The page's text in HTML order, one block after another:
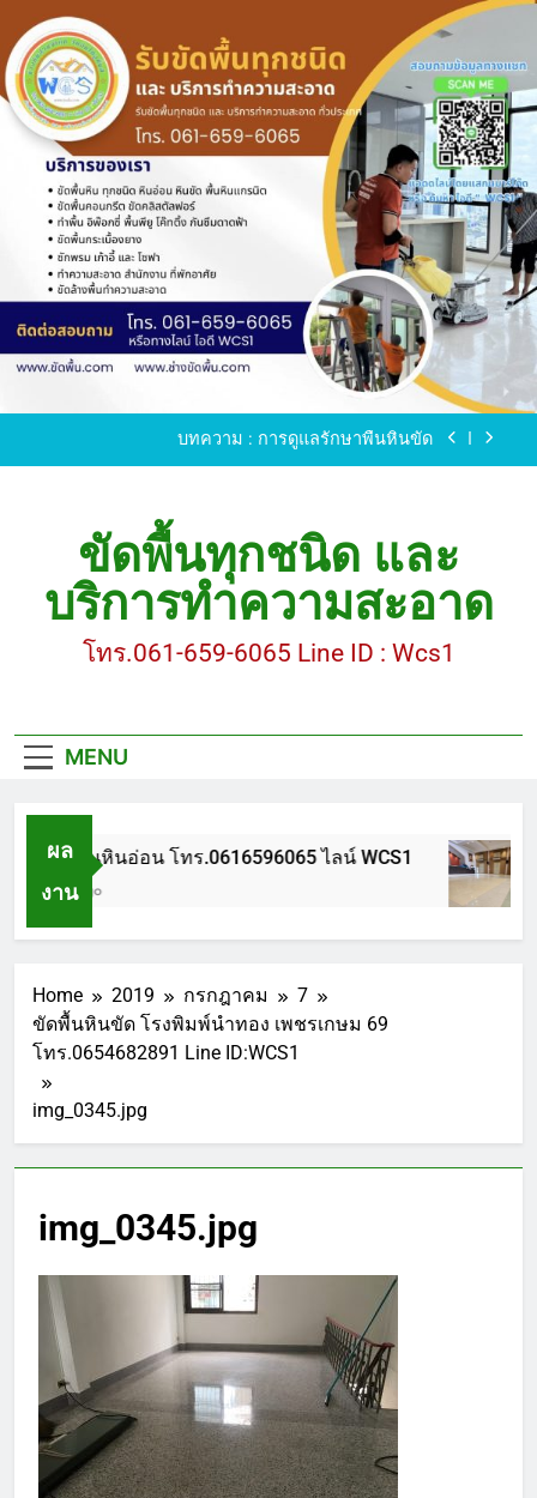
to
content
ขัดพื้นหินขัด อบต.แหลมบัวนครปฐม
ขัดพื้นหินอ่อน โทร.0616596065 ไลน์ WCS1
บทความ : การดูแลรักษาพื้นหินขัด
ขัดพื้นหินขัด อบต.แหลมบัวนครปฐม
ขัดพื้นหินอ่อน โทร.0616596065 ไลน์ WCS1
บทความ : การดูแลรักษาพื้นหินขัด
ขัดพื้นทุกชนิด และ
บริการทำความสะอาด
โทร.061-659-6065 Line ID : Wcs1
MENU
ผล
งาน
ขัดพื้นหินอ่อน โทร.0616596065 ไลน์ WCS1
1 ปี Ago
Home 2019 กรกฎาคม
7
ขัดพื้นหินขัด โรงพิมพ์นำทอง เพชรเกษม 69
โทร.0654682891 Line ID:WCS1
img_0345.jpg
img_0345.jpg